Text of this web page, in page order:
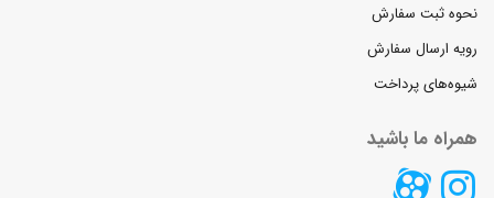
نحوه ثبت سفارش
رویه ارسال سفارش
شیوه‌های پرداخت
همراه ما باشید